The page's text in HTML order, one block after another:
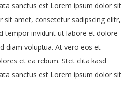
sanctus est Lorem ipsum dolor sit
sit amet, consetetur sadipscing elitr,
tempor invidunt ut labore et dolore
diam voluptua. At vero eos et
et ea rebum. Stet clita kasd
sanctus est Lorem ipsum dolor sit